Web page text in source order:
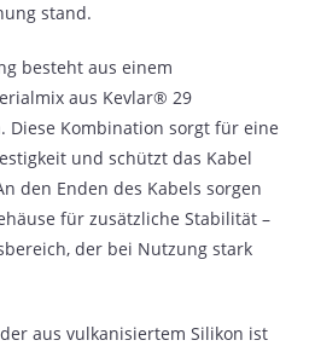
stand.
besteht aus einem
aus Kevlar® 29
Diese Kombination sorgt für eine
und schützt das Kabel
den Enden des Kabels sorgen
für zusätzliche Stabilität –
der bei Nutzung stark
aus vulkanisiertem Silikon ist